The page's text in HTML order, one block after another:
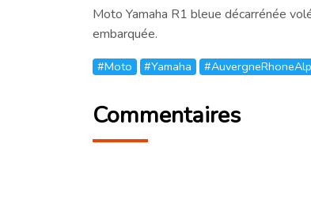
Moto Yamaha R1 bleue décarrénée
embarquée.
#Moto #Yamaha
Commentaires